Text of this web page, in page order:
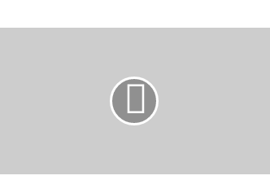
घुस कर महिला टीचर की हत्या, बेरहमी से
किए 34 वार